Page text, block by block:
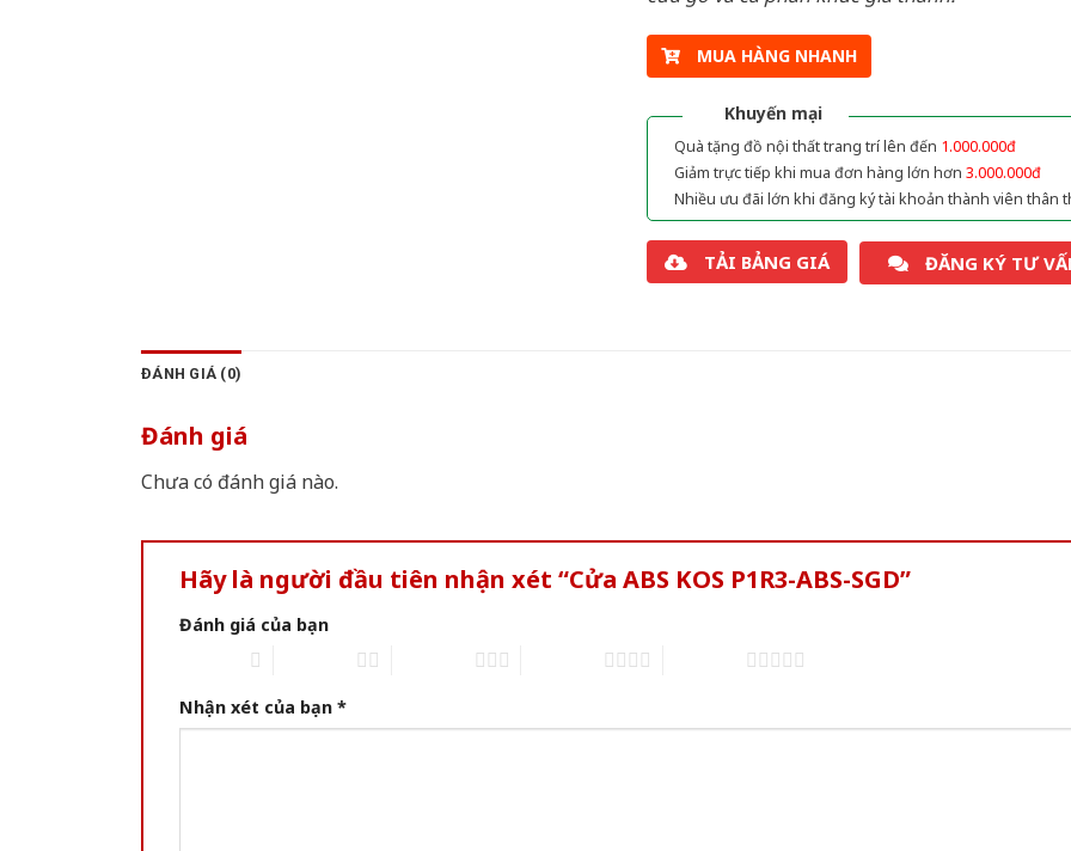
MUA HÀNG NHANH
Khuyến mại
Quà tặng đồ nội thất trang trí lên đến 1.000.000đ
Giảm trực tiếp khi mua đơn hàng lớn hơn 3.000.000đ
Nhiều ưu đãi lớn khi đăng ký tài khoản thành viên thân
TẢI BẢNG GIÁ ĐĂNG KÝ TƯ
ĐÁNH GIÁ (0)
Đánh giá
Chưa có đánh giá nào.
Hãy là người đầu tiên nhận xét “Cửa ABS KOS P1R3-ABS-SGD”
Đánh giá của bạn
Nhận xét của bạn *